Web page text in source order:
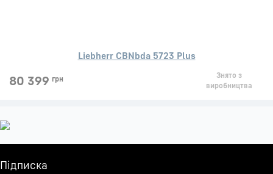
Liebherr CBNbda 5723 Plus
80 399 грн
Знято з
виробництва
Підписка